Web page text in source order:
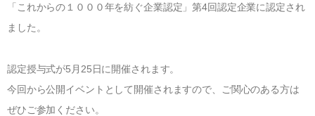
イベント
Facebook
イワタについて
「これからの１０００年を紡ぐ企業認定」第4回認定企業に認定され
ました。
認定授与式が5月25日に開催されます。
今回から公開イベントとして開催されますので、ご関心のある方は
ぜひご参加ください。